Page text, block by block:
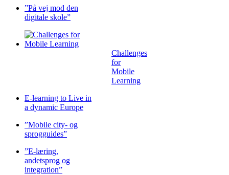
”På vej mod den
digitale skole”
Challenges
for
Mobile
Learning
E-learning to Live in
a dynamic Europe
”Mobile city- og
sprogguides”
”E-læring,
andetsprog og
integration”